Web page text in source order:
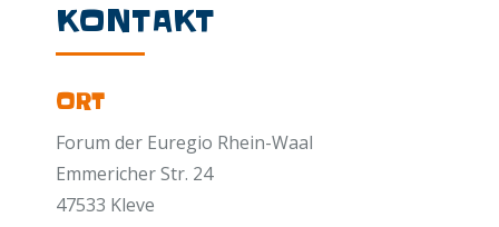
KONTAKT
ORT
Forum der Euregio Rhein-Waal
Emmericher Str. 24
47533 Kleve